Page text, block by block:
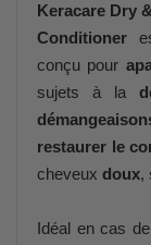
Keracare Dry
Conditioner
conçu pour
sujets à la
restaurer le
cheveux doux,
Idéal en cas de